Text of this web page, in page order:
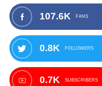
107.6K FANS
0.8K FOLLOWERS
0.7K SUBSCRIBERS